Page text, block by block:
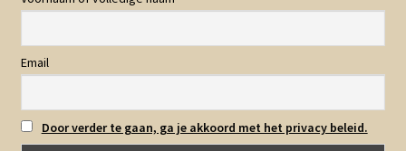
Email
Door verder te gaan, ga je akkoord met het privacy beleid.